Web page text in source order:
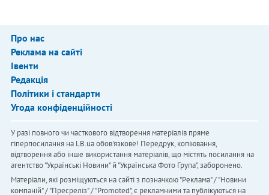
Про нас
Реклама на сайті
Івенти
Редакція
Політики і стандарти
Угода конфіденційності
У разі повного чи часткового відтворення матеріалів пряме
гіперпосилання на LB.ua обов'язкове! Передрук, копіювання,
відтворення або інше використання матеріалів, що містять посилання на
агентство "Українськi Новини" й "Українська Фото Група", заборонено.
Матеріали, які розміщуються на сайті з позначкою "Реклама" / "Новини
компаній" / "Пресреліз" / "Promoted", є рекламними та публікуються на